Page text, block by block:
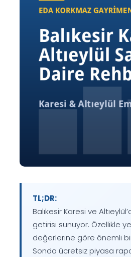
TL;DR:
Balıkesir Karesi ve
getirisi sunuyor. Özellikle
değerlerine göre önemli bir
Sonda ücretsiz piyasa